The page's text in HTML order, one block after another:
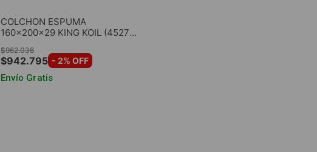
COLCHON ESPUMA
160x200x29 KING KOIL (45279)
$962.036
$942.795 - 2% OFF
Envío Gratis